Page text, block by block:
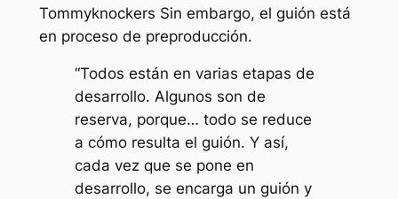
Tommyknockers Sin embargo, el guión está
en proceso de preproducción.
“Todos están en varias etapas de
desarrollo. Algunos son de
reserva, porque… todo se reduce
a cómo resulta el guión. Y así,
cada vez que se pone en
desarrollo, se encarga un guión y